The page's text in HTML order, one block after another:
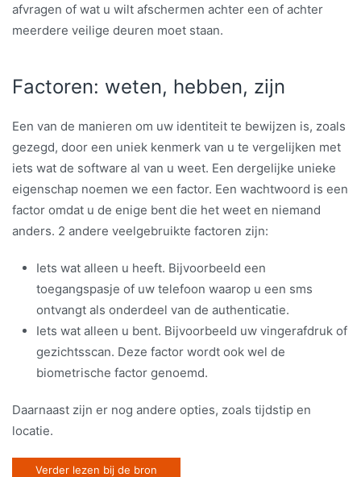
afvragen of wat u wilt afschermen achter een of achter
meerdere veilige deuren moet staan.
Factoren: weten, hebben, zijn
Een van de manieren om uw identiteit te bewijzen is, zoals
gezegd, door een uniek kenmerk van u te vergelijken met
iets wat de software al van u weet. Een dergelijke unieke
eigenschap noemen we een factor. Een wachtwoord is een
factor omdat u de enige bent die het weet en niemand
anders. 2 andere veelgebruikte factoren zijn:
Iets wat alleen u heeft. Bijvoorbeeld een
toegangspasje of uw telefoon waarop u een sms
ontvangt als onderdeel van de authenticatie.
Iets wat alleen u bent. Bijvoorbeeld uw vingerafdruk of
gezichtsscan. Deze factor wordt ook wel de
biometrische factor genoemd.
Daarnaast zijn er nog andere opties, zoals tijdstip en
locatie.
Verder lezen bij de bron